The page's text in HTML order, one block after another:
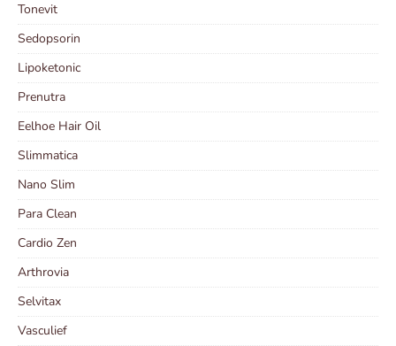
Tonevit
Sedopsorin
Lipoketonic
Prenutra
Eelhoe Hair Oil
Slimmatica
Nano Slim
Para Clean
Cardio Zen
Arthrovia
Selvitax
Vasculief